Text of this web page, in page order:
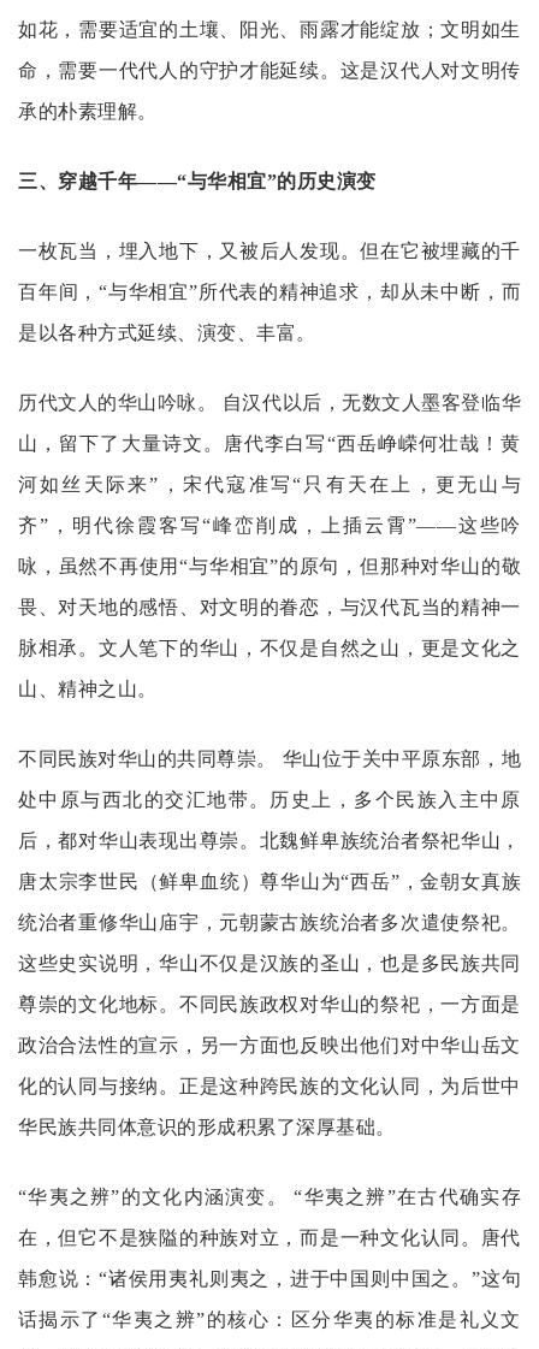
如花，需要适宜的土壤、阳光、雨露才能绽放；文明如生
命，需要一代代人的守护才能延续。这是汉代人对文明传
承的朴素理解。
三、穿越千年——“与华相宜”的历史演变
一枚瓦当，埋入地下，又被后人发现。但在它被埋藏的千
百年间，“与华相宜”所代表的精神追求，却从未中断，而
是以各种方式延续、演变、丰富。
历代文人的华山吟咏。
自汉代以后，无数文人墨客登临华
山，留下了大量诗文。唐代李白写“西岳峥嵘何壮哉！黄
河如丝天际来”，宋代寇准写“只有天在上，更无山与
齐”，明代徐霞客写“峰峦削成，上插云霄”——这些吟
咏，虽然不再使用“与华相宜”的原句，但那种对华山的敬
畏、对天地的感悟、对文明的眷恋，与汉代瓦当的精神一
脉相承。文人笔下的华山，不仅是自然之山，更是文化之
山、精神之山。
不同民族对华山的共同尊崇。
华山位于关中平原东部，地
处中原与西北的交汇地带。历史上，多个民族入主中原
后，都对华山表现出尊崇。北魏鲜卑族统治者祭祀华山，
唐太宗李世民（鲜卑血统）尊华山为“西岳”，金朝女真族
统治者重修华山庙宇，元朝蒙古族统治者多次遣使祭祀。
这些史实说明，华山不仅是汉族的圣山，也是多民族共同
尊崇的文化地标。不同民族政权对华山的祭祀，一方面是
政治合法性的宣示，另一方面也反映出他们对中华山岳文
化的认同与接纳。正是这种跨民族的文化认同，为后世中
华民族共同体意识的形成积累了深厚基础。
“华夷之辨”的文化内涵演变。
“华夷之辨”在古代确实存
在，但它不是狭隘的种族对立，而是一种文化认同。唐代
韩愈说：“诸侯用夷礼则夷之，进于中国则中国之。”这句
话揭示了“华夷之辨”的核心：区分华夷的标准是礼义文